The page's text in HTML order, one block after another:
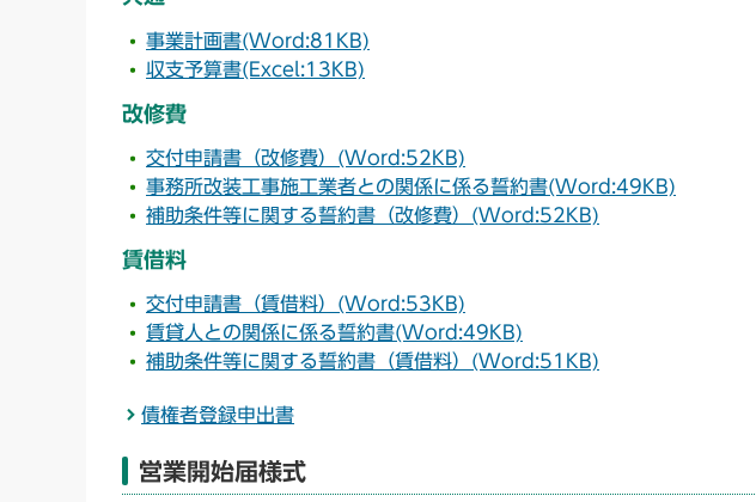
事業計画書(Word:81KB)
収支予算書(Excel:13KB)
改修費
交付申請書（改修費）(Word:52KB)
事務所改装工事施工業者との関係に係る誓約書(Word:49KB)
補助条件等に関する誓約書（改修費）(Word:52KB)
賃借料
交付申請書（賃借料）(Word:53KB)
賃貸人との関係に係る誓約書(Word:49KB)
補助条件等に関する誓約書（賃借料）(Word:51KB)
債権者登録申出書
営業開始届様式